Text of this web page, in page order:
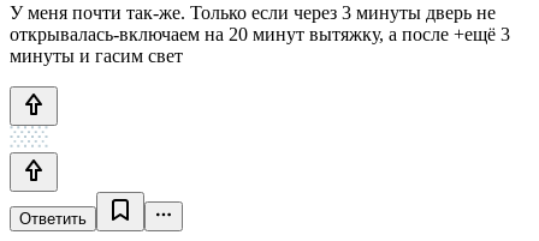
У меня почти так-же. Только если через 3 минуты дверь не
открывалась-включаем на 20 минут вытяжку, а после +ещё 3
минуты и гасим свет
Ответить